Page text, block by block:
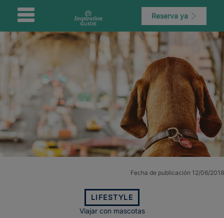
Reserva ya
Fecha de publicación 12/06/2018
LIFESTYLE
Viajar con mascotas